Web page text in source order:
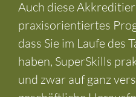
Auch diese
praxisorientiertes
dass Sie im Laufe des
haben, SuperSkills
und zwar auf ganz